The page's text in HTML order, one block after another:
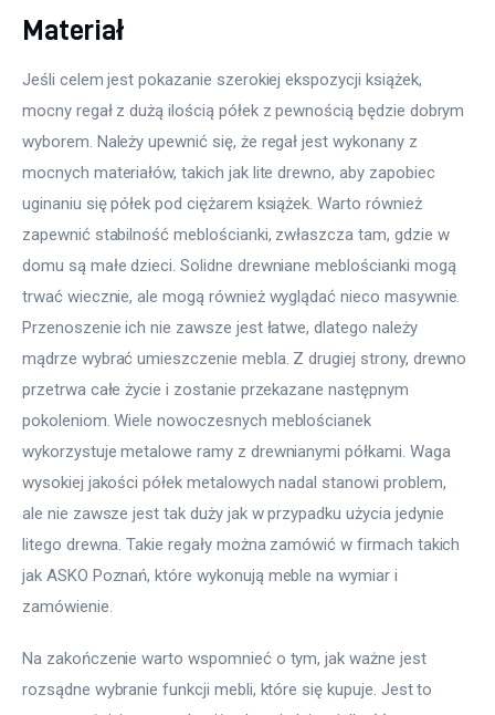
Materiał
Jeśli celem jest pokazanie szerokiej ekspozycji książek,
mocny regał z dużą ilością półek z pewnością będzie dobrym
wyborem. Należy upewnić się, że regał jest wykonany z
mocnych materiałów, takich jak lite drewno, aby zapobiec
uginaniu się półek pod ciężarem książek. Warto również
zapewnić stabilność meblościanki, zwłaszcza tam, gdzie w
domu są małe dzieci. Solidne drewniane meblościanki mogą
trwać wiecznie, ale mogą również wyglądać nieco masywnie.
Przenoszenie ich nie zawsze jest łatwe, dlatego należy
mądrze wybrać umieszczenie mebla. Z drugiej strony, drewno
przetrwa całe życie i zostanie przekazane następnym
pokoleniom. Wiele nowoczesnych meblościanek
wykorzystuje metalowe ramy z drewnianymi półkami. Waga
wysokiej jakości półek metalowych nadal stanowi problem,
ale nie zawsze jest tak duży jak w przypadku użycia jedynie
litego drewna. Takie regały można zamówić w firmach takich
jak ASKO Poznań, które wykonują meble na wymiar i
zamówienie.
Na zakończenie warto wspomnieć o tym, jak ważne jest
rozsądne wybranie funkcji mebli, które się kupuje. Jest to